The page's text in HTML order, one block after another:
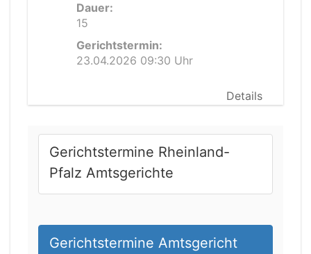
Dauer:
15
Gerichtstermin:
23.04.2026 09:30 Uhr
Details
Gerichtstermine Rheinland-
Pfalz Amtsgerichte
Gerichtstermine Amtsgericht